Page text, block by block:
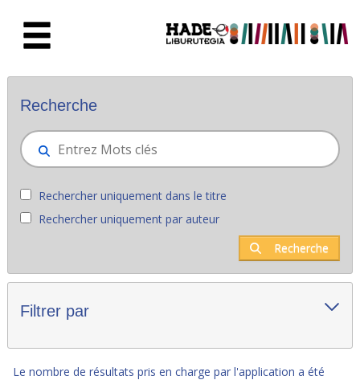
Nouveaux livres - Liburutegia
Recherche
Rechercher uniquement dans le titre
Rechercher uniquement par auteur
Recherche
Filtrer par
Le nombre de résultats pris en charge par l'application a été